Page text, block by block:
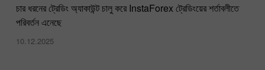
চার ধরনের ট্রেডিং অ্যাকাউন্ট চালু করে InstaForex ট্রেডিংয়ের শর্তাবলীতে
পরিবর্তন এনেছে
10.12.2025